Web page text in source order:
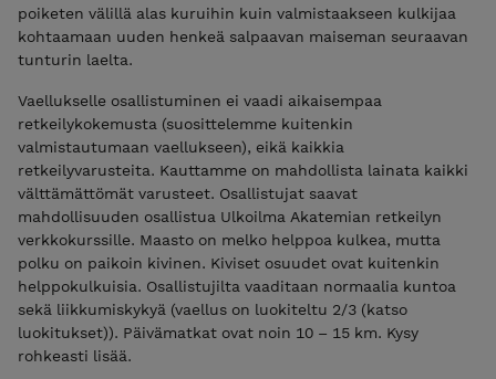
poiketen välillä alas kuruihin kuin valmistaakseen kulkijaa
kohtaamaan uuden henkeä salpaavan maiseman seuraavan
tunturin laelta.
Vaellukselle osallistuminen ei vaadi aikaisempaa
retkeilykokemusta (suosittelemme kuitenkin
valmistautumaan vaellukseen), eikä kaikkia
retkeilyvarusteita. Kauttamme on mahdollista lainata kaikki
välttämättömät varusteet. Osallistujat saavat
mahdollisuuden osallistua Ulkoilma Akatemian retkeilyn
verkkokurssille. Maasto on melko helppoa kulkea, mutta
polku on paikoin kivinen. Kiviset osuudet ovat kuitenkin
helppokulkuisia. Osallistujilta vaaditaan normaalia kuntoa
sekä liikkumiskykyä (vaellus on luokiteltu 2/3 (katso
luokitukset)). Päivämatkat ovat noin 10 – 15 km. Kysy
rohkeasti lisää.